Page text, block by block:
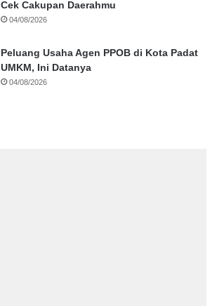
Cek Cakupan Daerahmu
04/08/2026
Peluang Usaha Agen PPOB di Kota Padat
UMKM, Ini Datanya
04/08/2026